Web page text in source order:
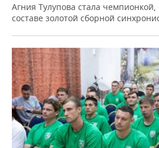
Агния Тулупова стала
составе золотой сборной